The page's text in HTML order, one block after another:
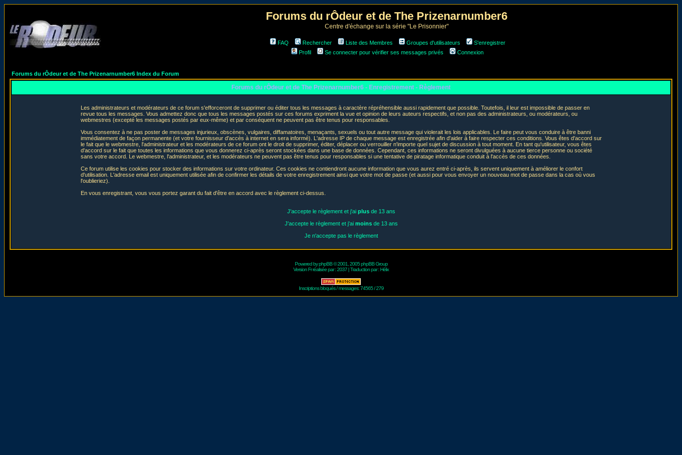
Forums du rÔdeur et de The Prizenarnumber6
Centre d'échange sur la série "Le Prisonnier"
FAQ Rechercher Liste des Membres Groupes d'utilisateurs
S'enregistrer
Profil
Se connecter pour vérifier ses messages privés Connexion
Forums du rÔdeur et de The Prizenarnumber6 Index du Forum
Forums du rÔdeur et de The Prizenarnumber6 - Enregistrement - Règlement
Les administrateurs et modérateurs de ce forum s'efforceront de supprimer ou éditer tous les messages à caractère répréhensible aussi rapidement que possible. Toutefois, il leur est impossible de passer en
revue tous les messages. Vous admettez donc que tous les messages postés sur ces forums expriment la vue et opinion de leurs auteurs respectifs, et non pas des administrateurs, ou modérateurs, ou
webmestres (excepté les messages postés par eux-même) et par conséquent ne peuvent pas être tenus pour responsables.
Vous consentez à ne pas poster de messages injurieux, obscènes, vulgaires, diffamatoires, menaçants, sexuels ou tout autre message qui violerait les lois applicables. Le faire peut vous conduire à être banni
immédiatement de façon permanente (et votre fournisseur d'accès à internet en sera informé). L'adresse IP de chaque message est enregistrée afin d'aider à faire respecter ces conditions. Vous êtes d'accord sur
le fait que le webmestre, l'administrateur et les modérateurs de ce forum ont le droit de supprimer, éditer, déplacer ou verrouiller n'importe quel sujet de discussion à tout moment. En tant qu'utilisateur, vous êtes
d'accord sur le fait que toutes les informations que vous donnerez ci-après seront stockées dans une base de données. Cependant, ces informations ne seront divulguées à aucune tierce personne ou société
sans votre accord. Le webmestre, l'administrateur, et les modérateurs ne peuvent pas être tenus pour responsables si une tentative de piratage informatique conduit à l'accès de ces données.
Ce forum utilise les cookies pour stocker des informations sur votre ordinateur. Ces cookies ne contiendront aucune information que vous aurez entré ci-après, ils servent uniquement à améliorer le confort
d'utilisation. L'adresse email est uniquement utilisée afin de confirmer les détails de votre enregistrement ainsi que votre mot de passe (et aussi pour vous envoyer un nouveau mot de passe dans la cas où vous
l'oublieriez).
En vous enregistrant, vous vous portez garant du fait d'être en accord avec le règlement ci-dessus.
J'accepte le règlement et j'ai plusde 13 ans
J'accepte le règlement et j'ai moinsde 13 ans
Je n'accepte pas le règlement
Powered byphpBB© 2001, 2005 phpBB Group
Version Fr réalisée par :2037 | Traduction par :Hélix
Inscriptions bloqués / messages: 74565 / 279